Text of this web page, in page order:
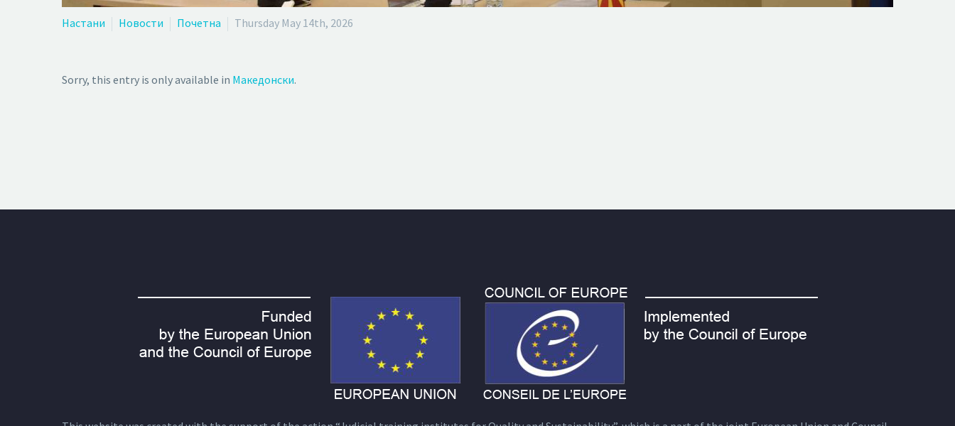
Настани Новости Почетна Thursday May 14th, 2026
Sorry, this entry is only available in Македонски.